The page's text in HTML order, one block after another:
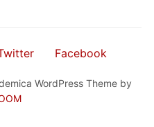
Facebook
WordPress Theme by